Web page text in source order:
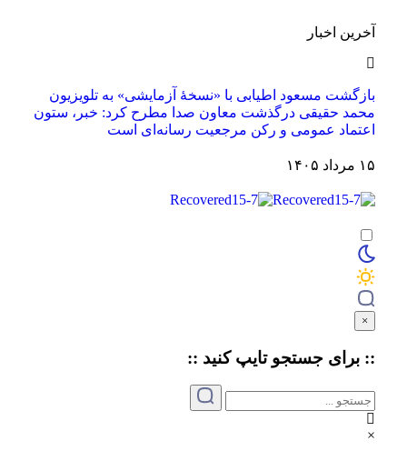
آخرین اخبار
بازگشت مسعود اطیابی با «نسخهٔ آزمایشی» به تلویزیون
محمد حقیقی درگذشت معاون صدا مطرح کرد: خبر، ستون
اعتماد عمومی و رکن مرجعیت رسانه‌ای است
۱۵ مرداد ۱۴۰۵
×
:: برای جستجو تایپکنید ::
×